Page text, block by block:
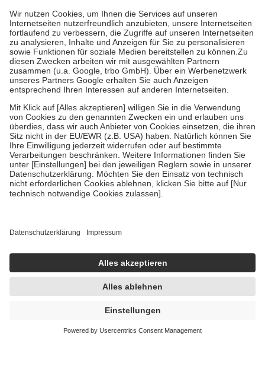
gesetzliche Krankenversicherung übernimmt in der Regel die
Kosten dafür, der Versicherte trägt einen Teil davon als Zuzahlung
mit.
Grundsätzlich leisten Mitglieder Zuzahlungen in Höhe von zehn
Prozent des Abgabepreises,mindestensjedochfünf Euro
höchstens zehn Euro.Es sind jedoch nie mehr als die tatsächlichen
Kosten der Leistung zu entrichten.
Diese Regeln gelten grundsätzlich auch für Online-Apotheken.
Bei Heilmitteln und häuslicher Krankenpflege beträgt die
Zuzahlung zehn Prozent der Kosten sowie zehn Euro je
Verordnung.
Um das Engagement der Versicherten für ihre eigene Gesundheit zu
stärken und die besondere Stellung der Familie zu unterstützen,
fallenkeine Zuzahlungenan bei:
• Kindern und Jugendlichen bis zum vollendeten 18. Lebensjahr
mit Ausnahme der Fahrkosten
• empfohlenen Schutzimpfungen
Wir nutzen Trusted Shops als unabhängigen Dienstleister für die
Einholung von Bewertungen. Trusted Shops hat Maßnahmen
getroffen, um sicherzustellen, dass es sich um echte Bewertungen
https://help.etrusted.com/hc/de/articles/4419944605341